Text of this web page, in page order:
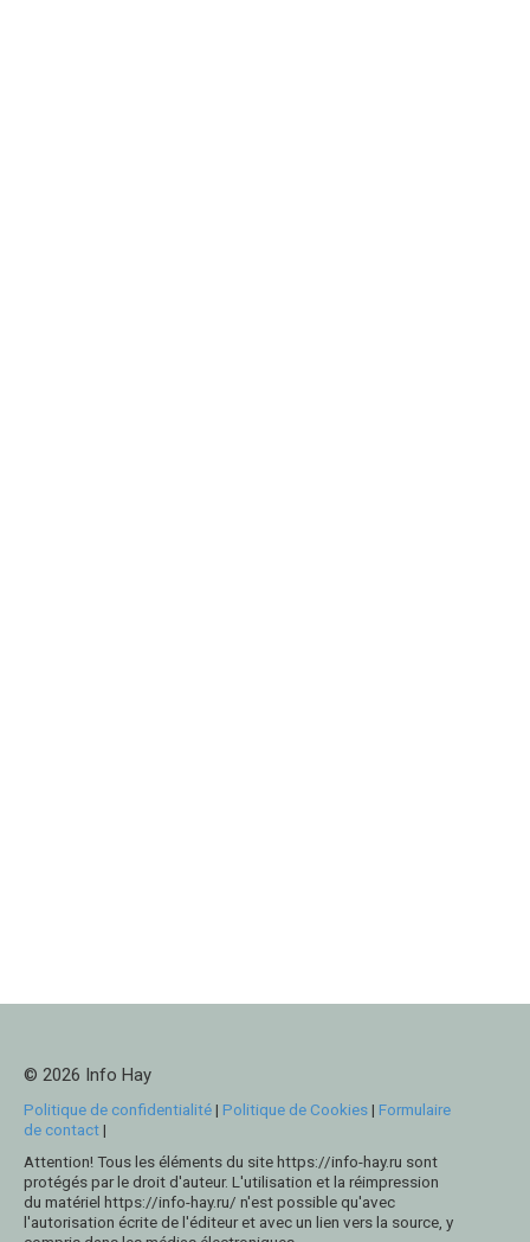
© 2026 Info Hay
Politique de confidentialité| Politique de Cookies| Formulaire
de contact|
Attention! Tous les éléments du site https://info-hay.ru sont
protégés par le droit d'auteur. L'utilisation et la réimpression
du matériel https://info-hay.ru/ n'est possible qu'avec
l'autorisation écrite de l'éditeur et avec un lien vers la source, y